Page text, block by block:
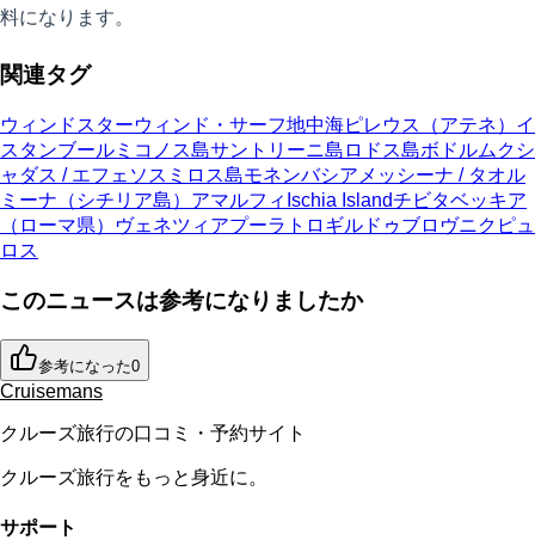
料になります。
関連タグ
ウィンドスターウィンド・サーフ地中海ピレウス（アテネ） イ
スタンブール ミコノス島サントリーニ島 ロドス島ボドルム クシ
ャダス / エフェソス ミロス島モネンバシア メッシーナ / タオル
ミーナ（シチリア島） アマルフィ Ischia Islandチビタベッキア
（ローマ県）
ヴェネツィアプーラ トロギル ドゥブロヴニク ピュ
ロス
このニュースは参考になりましたか
参考になった0
Cruisemans
クルーズ旅行の口コミ・予約サイト
クルーズ旅行をもっと身近に。
サポート